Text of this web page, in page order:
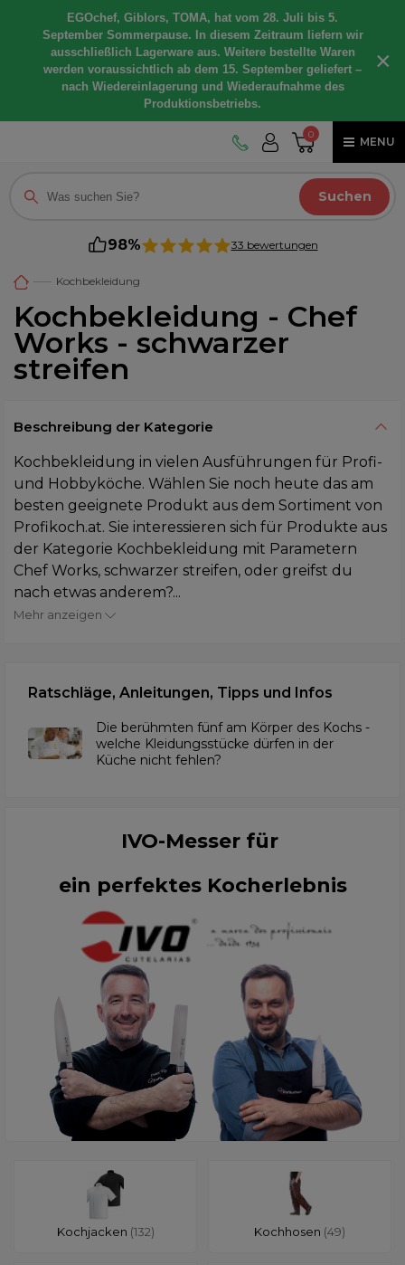
EGOchef, Giblors, TOMA, hat vom 28. Juli bis 5.
September Sommerpause. In diesem Zeitraum liefern wir
ausschließlich Lagerware aus. Weitere bestellte Waren
werden voraussichtlich ab dem 15. September geliefert –
nach Wiedereinlagerung und Wiederaufnahme des
Produktionsbetriebs.
×
0
MENU
Suchen
98% 33 bewertungen
Kochbekleidung
Kochbekleidung - Chef
Works - schwarzer
streifen
Beschreibung der Kategorie
Kochbekleidung in vielen Ausführungen für Profi-
und Hobbyköche. Wählen Sie noch heute das am
besten geeignete Produkt aus dem Sortiment von
Profikoch.at. Sie interessieren sich für Produkte aus
der Kategorie Kochbekleidung mit Parametern
Chef Works, schwarzer streifen, oder greifst du
nach etwas anderem?...
Mehr anzeigen
Ratschläge, Anleitungen, Tipps und Infos
Die berühmten fünf am Körper des Kochs -
welche Kleidungsstücke dürfen in der
Küche nicht fehlen?
IVO-Messer für
ein perfektes Kocherlebnis
Kochjacken (132) Kochhosen (49)